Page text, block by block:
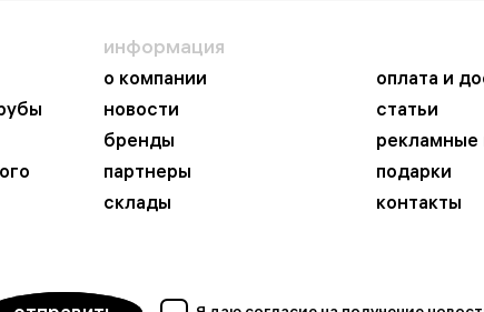
информация
о компании
оплата и
новости
статьи
бренды
рекламные
партнеры
подарки
склады
контакты